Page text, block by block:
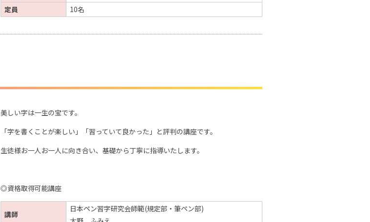
定員
10名
美しい字は一生の宝です。
「字を書くことが楽しい」「習っていて良かった」と評判の講座です。
生徒様お一人お一人に向き合い、基礎から丁寧に指導いたします。
◎資格取得可能講座
講師
日本ペン習字研究会師範(規定部・筆ペン部)